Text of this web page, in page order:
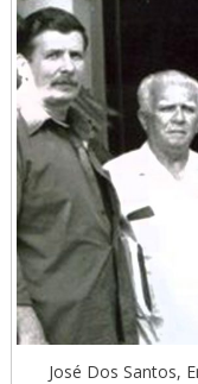
José Dos Santos,